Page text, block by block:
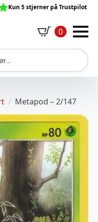
Kun 5 stjerner på Trustpilot
0
Metapod – 2/147